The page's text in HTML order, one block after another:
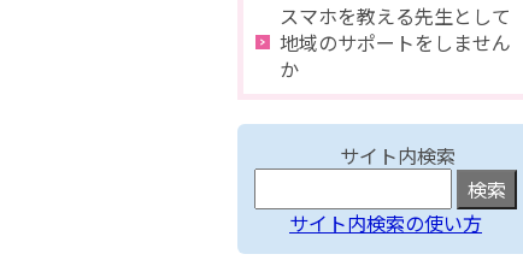
スマホを教える先生として
地域のサポートをしません
か
サイト内検索
サイト内検索の使い方